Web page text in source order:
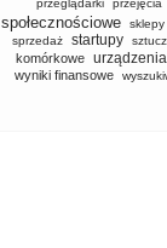
przeglądarki
przejęcia
społecznościowe
sprzedaż
startupy
komórkowe
wyniki finansowe